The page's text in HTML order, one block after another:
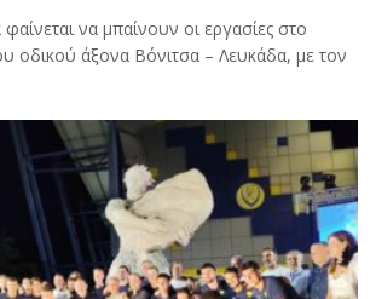
φαίνεται να μπαίνουν οι εργασίες στο
οδικού άξονα Βόνιτσα – Λευκάδα, με τον